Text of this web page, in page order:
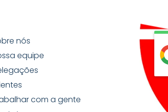
nós
equipe
com a gente